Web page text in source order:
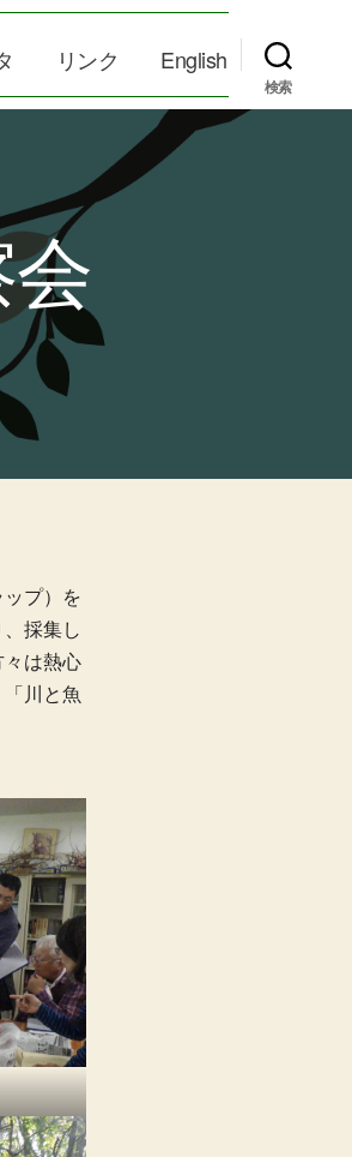
リンク English
検索
プ）を
採集し
は熱心
川と魚